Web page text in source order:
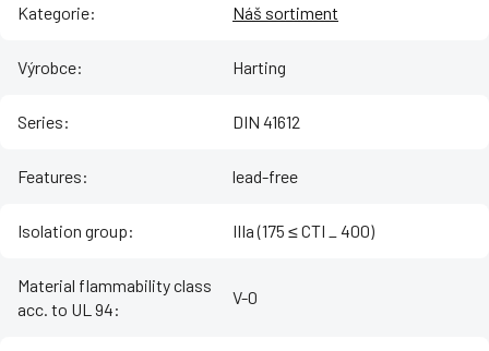
Kategorie: Náš sortiment
Výrobce: Harting
Series: DIN 41612
Features: lead-free
Isolation group: IIIa (175 ≤ CTI _ 400)
Material flammability class
acc. to UL 94:
V-0